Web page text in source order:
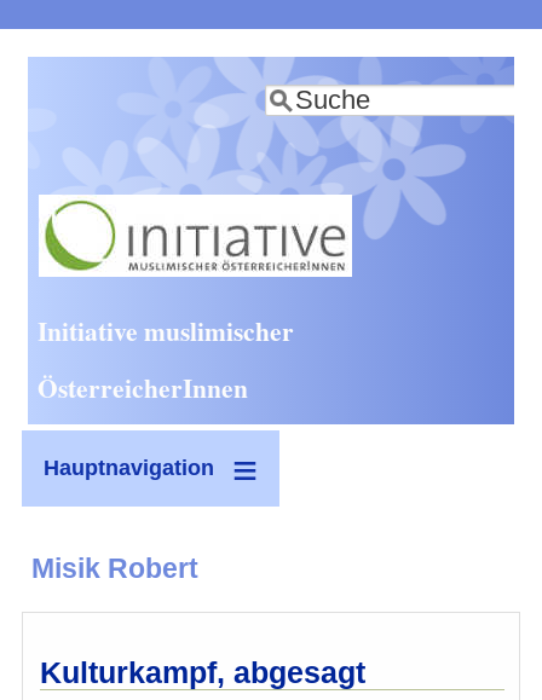
zum
Inhalt
Suche
Initiative muslimischer
ÖsterreicherInnen
Hauptnavigation
Misik Robert
Kulturkampf, abgesagt